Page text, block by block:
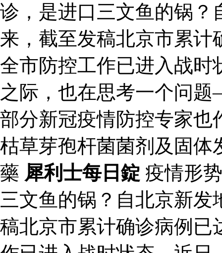
诊，是进口三文鱼的锅？
来，截至发稿北京市累计
全市防控工作已进入战时
之际，也在思考一个问
部分新冠疫情防控专家
枯草芽孢杆菌菌剂及固体
藥 犀利士每日錠 疫情形
三文鱼的锅？自北京新
稿北京市累计确诊病例已